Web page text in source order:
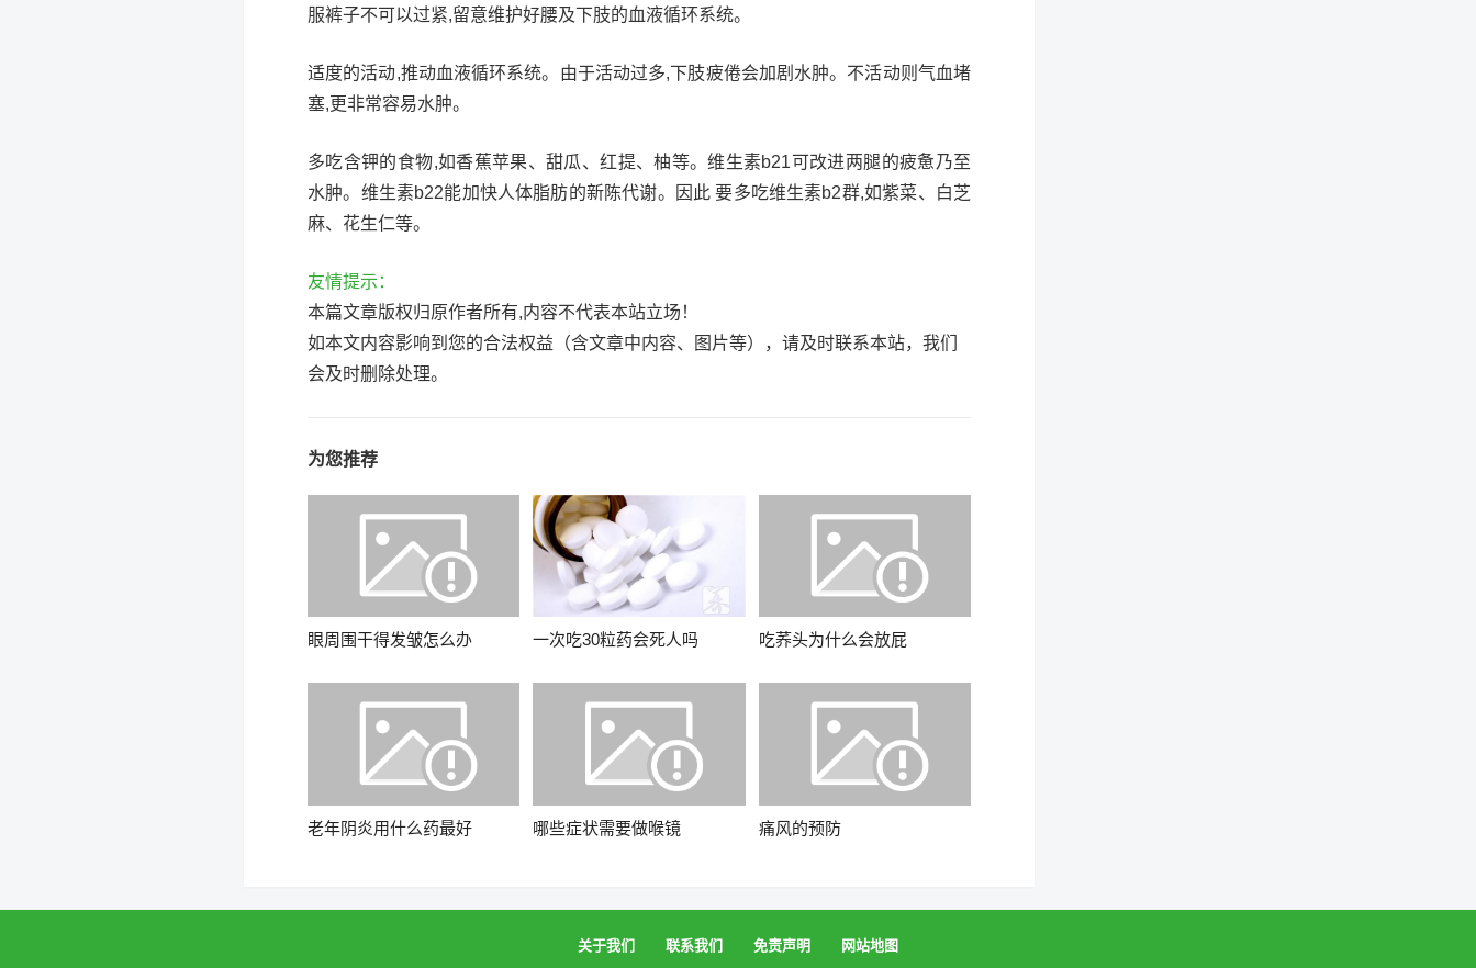
服裤子不可以过紧,留意维护好腰及下肢的血液循环系统。
适度的活动,推动血液循环系统。由于活动过多,下肢疲倦会加剧水肿。不活动则气血堵
塞,更非常容易水肿。
多吃含钾的食物,如香蕉苹果、甜瓜、红提、柚等。维生素b21可改进两腿的疲惫乃至
水肿。维生素b22能加快人体脂肪的新陈代谢。因此 要多吃维生素b2群,如紫菜、白芝
麻、花生仁等。
友情提示：
本篇文章版权归原作者所有,内容不代表本站立场！
如本文内容影响到您的合法权益（含文章中内容、图片等），请及时联系本站，我们
会及时删除处理。
为您推荐
眼周围干得发皱怎么办 一次吃30粒药会死人吗 吃荞头为什么会放屁
老年阴炎用什么药最好 哪些症状需要做喉镜 痛风的预防
关于我们 联系我们 免责声明 网站地图